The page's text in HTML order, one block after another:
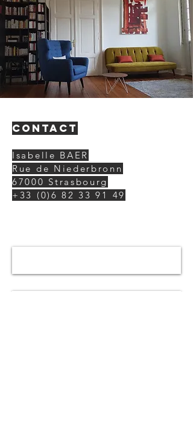
Contact
Isabelle BAER
Rue de Niederbronn
67000 Strasbourg
+33 (0)6 82 33 91 49